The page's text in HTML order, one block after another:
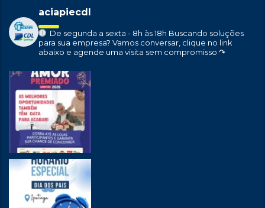
aciapiecdl
De segunda a sexta - 8h às 18h Buscando soluções
para sua empresa? Vamos conversar, clique no link
abaixo e agende uma visita sem compromisso ↷